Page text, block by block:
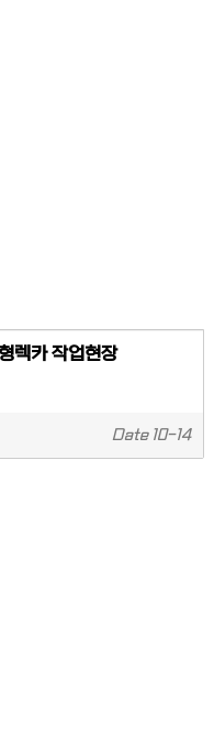
렉카 작업현장
Date10-14